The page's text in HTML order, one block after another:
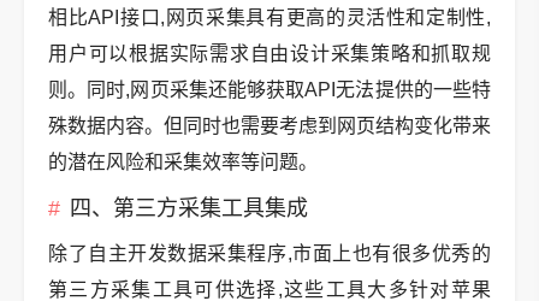
相比API接口,网页采集具有更高的灵活性和定制性,
用户可以根据实际需求自由设计采集策略和抓取规
则。同时,网页采集还能够获取API无法提供的一些特
殊数据内容。但同时也需要考虑到网页结构变化带来
的潜在风险和采集效率等问题。
四、第三方采集工具集成
除了自主开发数据采集程序,市面上也有很多优秀的
第三方采集工具可供选择,这些工具大多针对苹果